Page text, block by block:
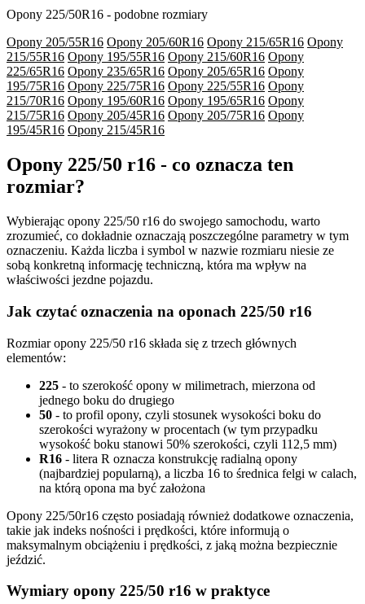
Opony 225/50R16 - podobne rozmiary
Opony 205/55R16 Opony 205/60R16 Opony 215/65R16 Opony
215/55R16 Opony 195/55R16 Opony 215/60R16 Opony
225/65R16 Opony 235/65R16 Opony 205/65R16 Opony
195/75R16 Opony 225/75R16 Opony 225/55R16 Opony
215/70R16 Opony 195/60R16 Opony 195/65R16 Opony
215/75R16 Opony 205/45R16 Opony 205/75R16 Opony
195/45R16 Opony 215/45R16
Opony 225/50 r16 - co oznacza ten
rozmiar?
Wybierając opony 225/50 r16 do swojego samochodu, warto
zrozumieć, co dokładnie oznaczają poszczególne parametry w tym
oznaczeniu. Każda liczba i symbol w nazwie rozmiaru niesie ze
sobą konkretną informację techniczną, która ma wpływ na
właściwości jezdne pojazdu.
Jak czytać oznaczenia na oponach 225/50 r16
Rozmiar opony 225/50 r16 składa się z trzech głównych
elementów:
225 - to szerokość opony w milimetrach, mierzona od
jednego boku do drugiego
50 - to profil opony, czyli stosunek wysokości boku do
szerokości wyrażony w procentach (w tym przypadku
wysokość boku stanowi 50% szerokości, czyli 112,5 mm)
R16 - litera R oznacza konstrukcję radialną opony
(najbardziej popularną), a liczba 16 to średnica felgi w calach,
na którą opona ma być założona
Opony 225/50r16 często posiadają również dodatkowe oznaczenia,
takie jak indeks nośności i prędkości, które informują o
maksymalnym obciążeniu i prędkości, z jaką można bezpiecznie
jeździć.
Wymiary opony 225/50 r16 w praktyce